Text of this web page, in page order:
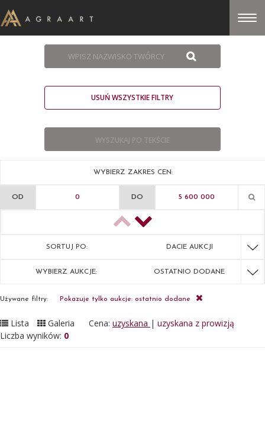
USUŃ WSZYSTKIE FILTRY
WYBIERZ ZAKRES CEN:
OD DO
SORTUJ PO: DACIE AUKCJI
WYBIERZ AUKCJE: OSTATNIO DODANE
Używane filtry: Pokazuje tylko aukcje: ostatnio dodane
Lista Galeria Cena: uzyskana | uzyskana z prowizją
Liczba wyników: 0